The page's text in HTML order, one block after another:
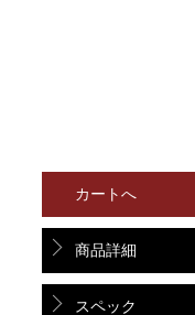
カートへ
商品詳細
スペック